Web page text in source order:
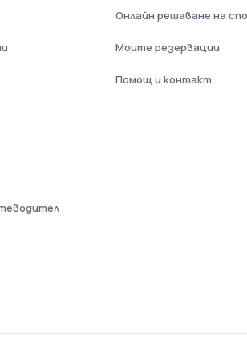
Онлайн решаване на
Моите резервации
Помощ и контакт